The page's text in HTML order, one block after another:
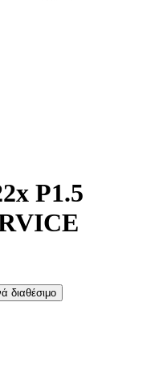
P1.5
διαθέσιμο